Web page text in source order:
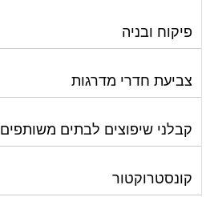
פיקוח ובניה
צביעת חדרי מדרגות
קבלני שיפוצים לבתים משותפים
קונסטרוקטור